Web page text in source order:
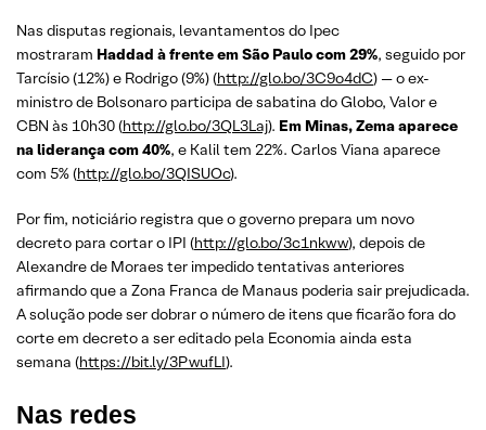
Nas disputas regionais, levantamentos do Ipec
mostraram Haddad à frente em São Paulo com 29%, seguido por
Tarcísio (12%) e Rodrigo (9%) (http://glo.bo/3C9o4dC) — o ex-
ministro de Bolsonaro participa de sabatina do Globo, Valor e
CBN às 10h30 (http://glo.bo/3QL3Laj). Em Minas, Zema aparece
na liderança com 40%, e Kalil tem 22%. Carlos Viana aparece
com 5% (http://glo.bo/3QISUOc).
Por fim, noticiário registra que o governo prepara um novo
decreto para cortar o IPI (http://glo.bo/3c1nkww), depois de
Alexandre de Moraes ter impedido tentativas anteriores
afirmando que a Zona Franca de Manaus poderia sair prejudicada.
A solução pode ser dobrar o número de itens que ficarão fora do
corte em decreto a ser editado pela Economia ainda esta
semana (https://bit.ly/3PwufLI).
Nas redes